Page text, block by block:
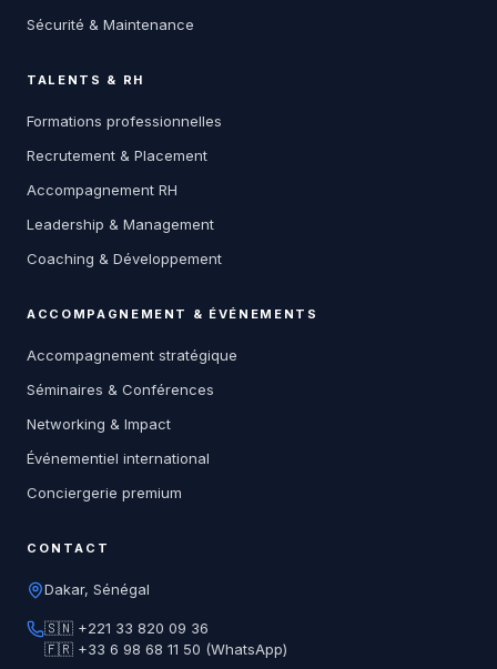
Sécurité & Maintenance
TALENTS & RH
Formations professionnelles
Recrutement & Placement
Accompagnement RH
Leadership & Management
Coaching & Développement
ACCOMPAGNEMENT & ÉVÉNEMENTS
Accompagnement stratégique
Séminaires & Conférences
Networking & Impact
Événementiel international
Conciergerie premium
CONTACT
Dakar, Sénégal
🇸🇳 +221 33 820 09 36
🇫🇷 +33 6 98 68 11 50 (WhatsApp)